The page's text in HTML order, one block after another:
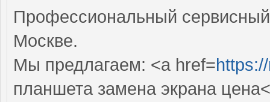
Профессиональный
Москве.
Мы предлагаем: <a href=
планшета замена экрана